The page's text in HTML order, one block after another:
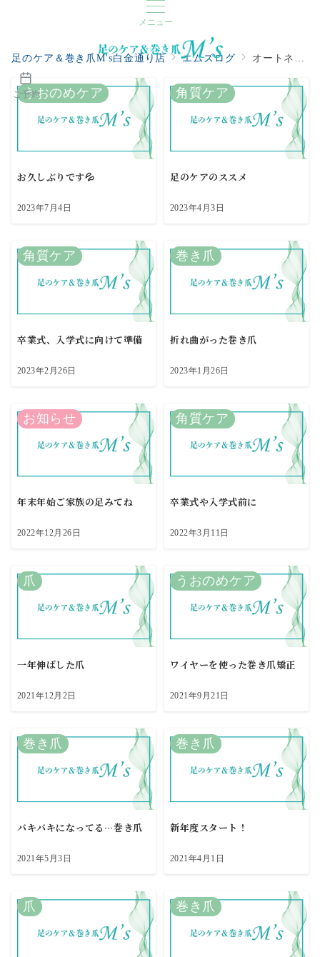
メニュー
ご予約
足のケア＆巻き爪M's白金通り店 エムズログ オートネイル
うおのめケア
お久しぶりです💦
2023年7月4日
角質ケア
足のケアのススメ
2023年4月3日
角質ケア
卒業式、入学式に向けて準備
2023年2月26日
巻き爪
折れ曲がった巻き爪
2023年1月26日
お知らせ
年末年始ご家族の足みてね
2022年12月26日
角質ケア
卒業式や入学式前に
2022年3月11日
爪
一年伸ばした爪
2021年12月2日
うおのめケア
ワイヤーを使った巻き爪矯正
2021年9月21日
巻き爪
バキバキになってる…巻き爪
2021年5月3日
巻き爪
新年度スタート！
2021年4月1日
爪 巻き爪